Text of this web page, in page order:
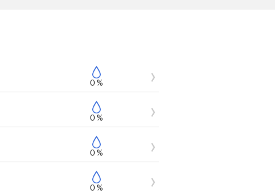
0 %
0 %
0 %
0 %